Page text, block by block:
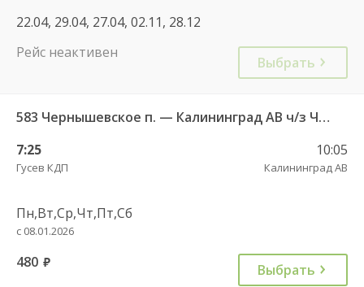
22.04, 29.04, 27.04, 02.11, 28.12
Рейс неактивен
Выбрать
583 Чернышевское п. — Калининград АВ ч/з Черняховск АС
7:25
Гусев КДП
10:05
Калининград АВ
Пн,Вт,Ср,Чт,Пт,Сб
с 08.01.2026
480 руб. Выбрать